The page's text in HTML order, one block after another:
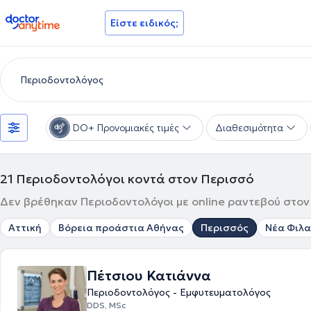
doctoranytime Είστε ειδικός;
DO+ Προνομιακές τιμές Διαθεσιμότητα
21 Περιοδοντολόγοι κοντά στον Περισσό
Δεν βρέθηκαν Περιοδοντολόγοι με online ραντεβού
Αττική Βόρεια προάστια Αθήνας Περισσός Νέα
Πέτσιου Κατιάννα
Περιοδοντολόγος - Εμφυτευματολόγος
DDS, MSc